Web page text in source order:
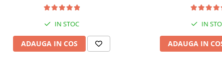
IN STOC
ADAUGA IN COS
IN
ADAUGA IN